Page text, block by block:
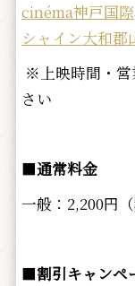
cinéma神戸国際
シャイン大和郡
※上映時間・営
さい
■通常料金
一般：2,200円（
■割引キャンペ